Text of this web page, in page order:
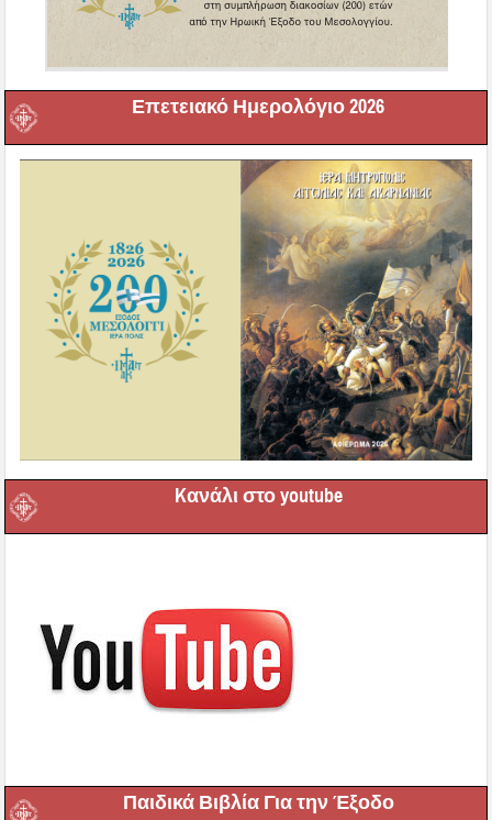
Επετειακό Ημερολόγιο 2026
Kανάλι στο youtube
Παιδικά Βιβλία Για την Έξοδο